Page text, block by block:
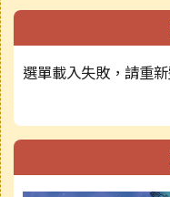
選單載入失敗，請重